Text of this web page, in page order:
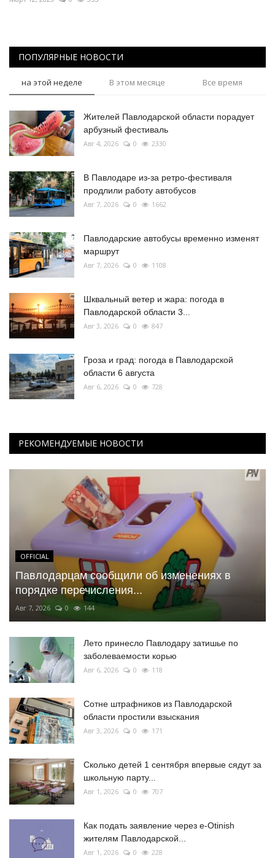
ПОПУЛЯРНЫЕ НОВОСТИ
на этой неделе В этом месяце Все время
Жителей Павлодарской области порадует
арбузный фестиваль
Авг 4, 2026 0 2330
В Павлодаре из-за ретро-фестиваля
продлили работу автобусов
Авг 7, 2026 0 1662
Павлодарские автобусы временно изменят
маршрут
Авг 7, 2026 0 1108
Шквальный ветер и жара: погода в
Павлодарской области 3...
Авг 3, 2026 0 847
Гроза и град: погода в Павлодарской
области 6 августа
Авг 6, 2026 0 728
РЕКОМЕНДУЕМЫЕ НОВОСТИ
OFFICIAL
Павлодарцам сообщили об изменениях в
порядке перечисления...
Авг 7, 2026 0 144
Лето принесло Павлодару затишье по
заболеваемости корью
Авг 6, 2026 0 118
Сотне штрафников из Павлодарской
области простили взыскания
Авг 3, 2026 0 171
Сколько детей 1 сентября впервые сядут за
школьную парту...
Авг 1, 2026 0 707
Как подать заявление через e-Otinish
жителям Павлодарской...
Авг 1, 2026 0 228